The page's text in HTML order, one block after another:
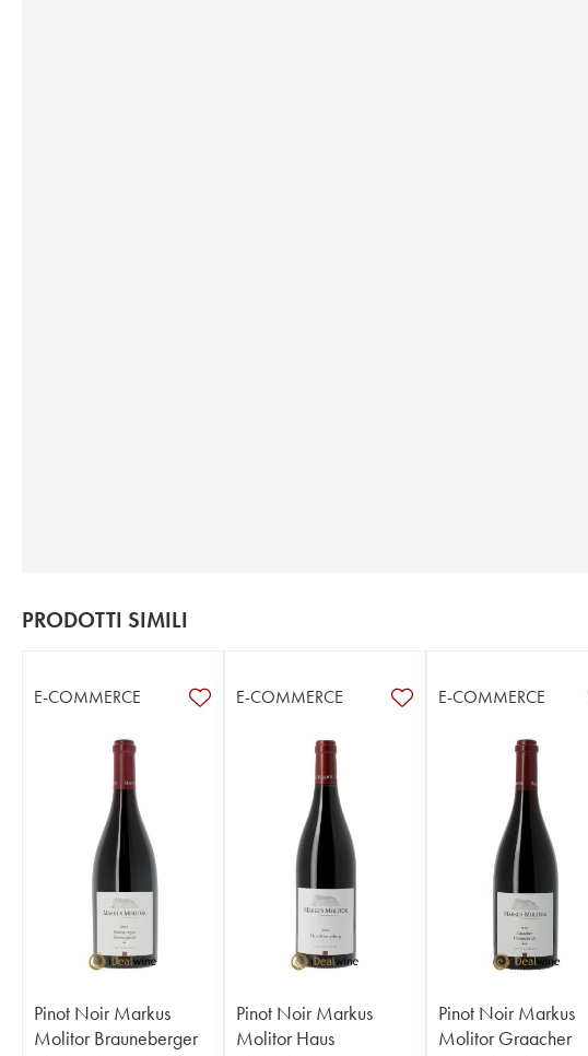
PRODOTTI SIMILI
E-COMMERCE
Pinot Noir Markus
Molitor Brauneberger
E-COMMERCE
Pinot Noir Markus
Molitor Haus
E-COMMERCE
Pinot Noir Markus
Molitor Graacher